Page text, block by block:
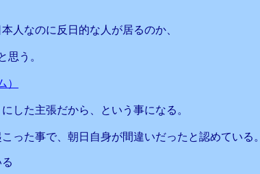
人なのに反日的な人が居るのか、
思う。
）
した主張だから、という事になる。
った事で、朝日自身が間違いだったと認めている。